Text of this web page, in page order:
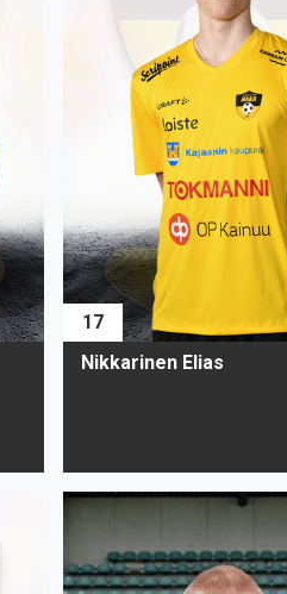
17
Nikkarinen Elias